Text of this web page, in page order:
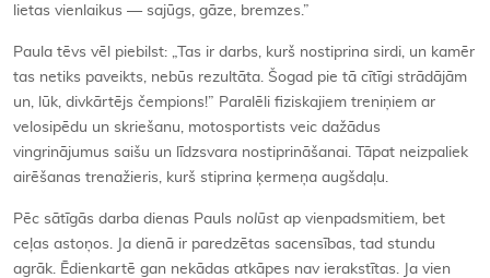
lietas vienlaikus — sajūgs, gāze, bremzes.”
Paula tēvs vēl piebilst: „Tas ir darbs, kurš nostiprina sirdi, un kamēr
tas netiks paveikts, nebūs rezultāta. Šogad pie tā cītīgi strādājām
un, lūk, divkārtējs čempions!” Paralēli fiziskajiem treniņiem ar
velosipēdu un skriešanu, motosportists veic dažādus
vingrinājumus saišu un līdzsvara nostiprināšanai. Tāpat neizpaliek
airēšanas trenažieris, kurš stiprina ķermeņa augšdaļu.
Pēc sātīgās darba dienas Pauls nolūst ap vienpadsmitiem, bet
ceļas astoņos. Ja dienā ir paredzētas sacensības, tad stundu
agrāk. Ēdienkartē gan nekādas atkāpes nav ierakstītas. Ja vien